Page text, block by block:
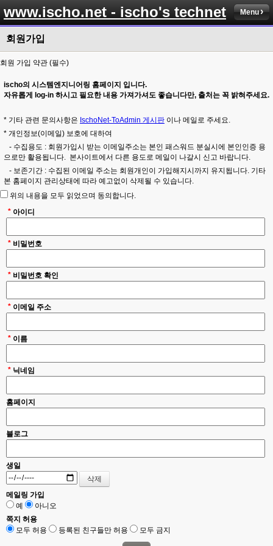
www.ischo.net - ischo's technet Menu
회원가입
회원 가입 약관 (필수)
ischo의 시스템엔지니어링 홈페이지 입니다.
자유롭게 log-in 하시고 필요한 내용 가져가셔도 좋습니다만, 출처는 꼭 밝혀주세요.
* 기타 관련 문의사항은 IschoNet-ToAdmin 게시판 이나 메일로 주세요.
* 개인정보(이메일) 보호에 대하여
- 수집용도 : 회원가입시 받는 이메일주소는 본인 패스워드 분실시에 본인인증 용
으로만 활용됩니다. 본사이트에서 다른 용도로 메일이 나갈시 신고 바랍니다.
- 보존기간 : 수집된 이메일 주소는 회원개인이 가입해지시까지 유지됩니다. 기타
본 홈페이지 관리상태에 따라 예고없이 삭제될 수 있습니다.
위의 내용을 모두 읽었으며 동의합니다.
아이디
*
비밀번호
*
비밀번호 확인
*
* 이메일 주소
* 이름
* 닉네임
홈페이지
블로그
생일
메일링 가입
예
아니오
쪽지 허용
모두 허용
등록된 친구들만 허용 모두 금지